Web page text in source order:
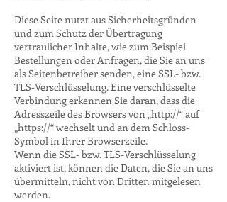
Diese Seite nutzt aus Sicherheitsgründen
und zum Schutz der Übertragung
vertraulicher Inhalte, wie zum Beispiel
Bestellungen oder Anfragen, die Sie an uns
als Seitenbetreiber senden, eine SSL- bzw.
TLS-Verschlüsselung. Eine verschlüsselte
Verbindung erkennen Sie daran, dass die
Adresszeile des Browsers von „http://“ auf
„https://“ wechselt und an dem Schloss-
Symbol in Ihrer Browserzeile.
Wenn die SSL- bzw. TLS-Verschlüsselung
aktiviert ist, können die Daten, die Sie an uns
übermitteln, nicht von Dritten mitgelesen
werden.